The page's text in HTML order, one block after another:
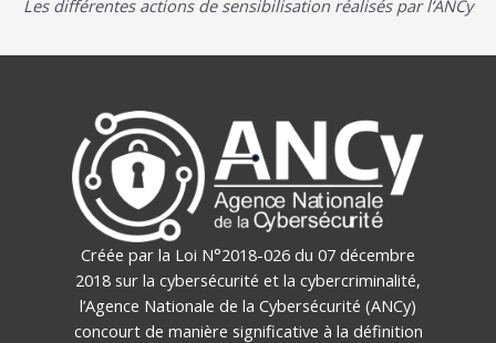
Les différentes actions de sensibilisation réalisés par l’ANCy
Créée par la Loi N°2018-026 du 07 décembre
2018 sur la cybersécurité et la cybercriminalité,
l’Agence Nationale de la Cybersécurité (ANCy)
concourt de manière significative à la définition